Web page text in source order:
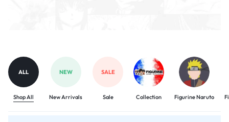
ALL
Shop All
NEW
New Arrivals
SALE
Sale Collection Figurine Naruto